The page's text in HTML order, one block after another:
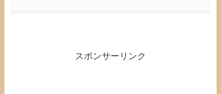
スポンサーリンク